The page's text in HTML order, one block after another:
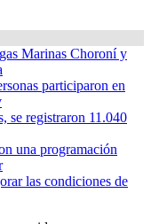
Marinas Choroní y
participaron en
se registraron 11.040
una programación
las condiciones de